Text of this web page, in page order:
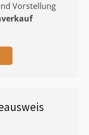
Vorstellung